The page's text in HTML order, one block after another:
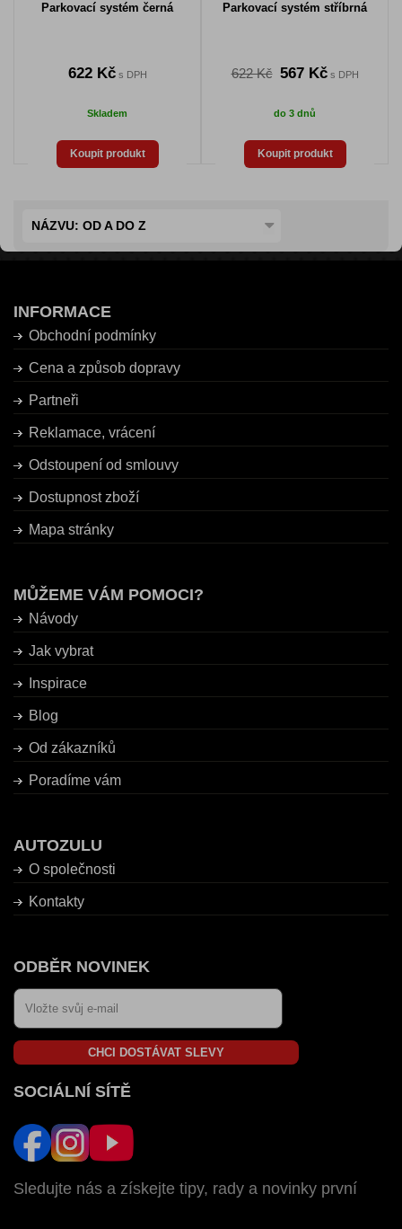
Parkovací systém černá
622 Kčs DPH
Skladem
Koupit produkt
Parkovací systém stříbrná
622 Kč 567 Kčs DPH
do 3 dnů
Koupit produkt
NÁZVU: OD A DO Z
INFORMACE
Obchodní podmínky
Cena a způsob dopravy
Partneři
Reklamace, vrácení
Odstoupení od smlouvy
Dostupnost zboží
Mapa stránky
MŮŽEME VÁM POMOCI?
Návody
Jak vybrat
Inspirace
Blog
Od zákazníků
Poradíme vám
AUTOZULU
O společnosti
Kontakty
ODBĚR NOVINEK
CHCI DOSTÁVAT SLEVY
SOCIÁLNÍ SÍTĚ
Sledujte nás a získejte tipy, rady a novinky první